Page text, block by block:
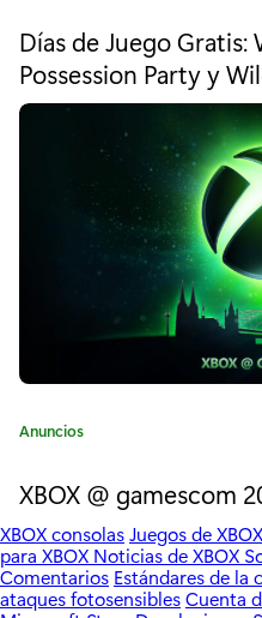
e
g
o
Días de Juego Gratis:
Possession Party y
C
e
g
o
r
í
Anuncios
XBOX @ gamescom
XBOX consolasJuegos de XBOX
para XBOX Noticias de XBOX
Comentarios Estándares de la
ataques fotosensiblesCuenta